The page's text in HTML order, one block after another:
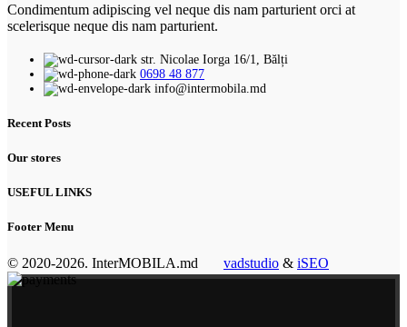
Condimentum adipiscing vel neque dis nam parturient orci at
scelerisque neque dis nam parturient.
str. Nicolae Iorga 16/1, Bălți
0698 48 877
info@intermobila.md
Recent Posts
Our stores
USEFUL LINKS
Footer Menu
© 2020-2026. InterMOBILA.md vadstudio & iSEO